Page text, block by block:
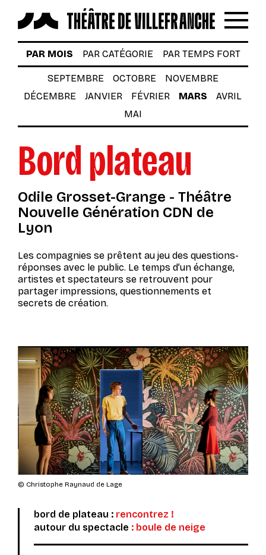
Menu
LES SPECTACLES
AUTOUR DES SPECTACLES
LE THÉÂTRE
ACTUALITÉS
BILLETTERIE
VOTRE VENUE AU THÉÂTRE
À TÉLÉCHARGER
S’INSCRIRE À LA NEWSLETTER
Billetterie
PAR MOIS PAR CATÉGORIE PAR TEMPS FORT
SEPTEMBRE OCTOBRE
NOVEMBRE
DÉCEMBRE
JANVIER FÉVRIER MARS
AVRIL
MAI
Bord plateau
Odile Grosset-Grange - Théâtre
Nouvelle Génération CDN de
Lyon
Les compagnies se prêtent au jeu des questions-
réponses avec le public. Le temps d’un échange,
artistes et spectateurs se retrouvent pour
partager impressions, questionnements et
secrets de création.
© Christophe Raynaud de Lage
bord de plateau : rencontrez !
autour du spectacle : boule de neige